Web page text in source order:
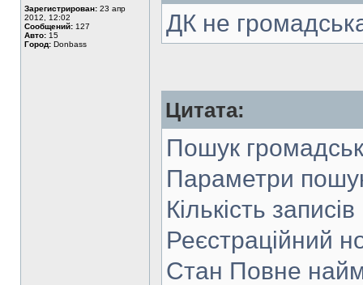
Зарегистрирован: 23 апр
2012, 12:02
Сообщений: 127
Авто: 15
Город: Donbass
ДК не
Цитата:
Пошук
Параметри
Кількість
Реєстраційний
Стан Повне